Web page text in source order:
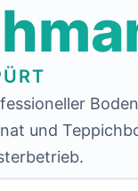
und